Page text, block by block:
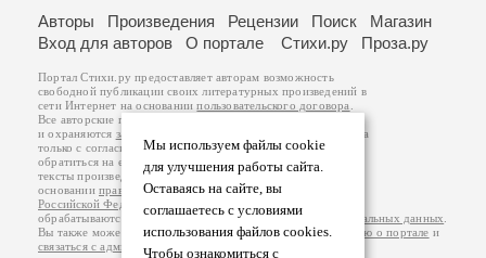
Мы используем файлы cookie
для улучшения работы сайта.
Оставаясь на сайте, вы
соглашаетесь с условиями
использования файлов cookies.
Чтобы ознакомиться с
Авторы Произведения Рецензии Поиск
Магазин
Вход для авторов
О портале Стихи.ру Проза.ру
Портал Стихи.ру предоставляет авторам возможность
свободной публикации своих литературных произведений в
сети Интернет на основаниипользовательского договора
Все авторские права на произведения принадлежат авторам
и охраняются законом
. Перепечатка произведений возможна
только с согласия его автора, к которому вы можете
обратиться на его авторской странице. Ответственность за
тексты произведений авторы несут самостоятельно на
основанииправил публикацииизаконодательства
Российской Федерации
обрабатываются на основанииПолитики обработки персональных данных
Вы также можете посмотреть более подробнуюинформацию о портале и
связаться с администрацией